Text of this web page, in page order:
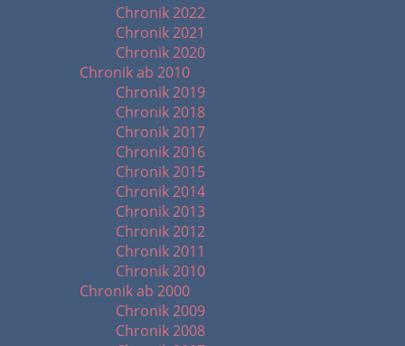
Chronik 2022
Chronik 2021
Chronik 2020
Chronik ab 2010
Chronik 2019
Chronik 2018
Chronik 2017
Chronik 2016
Chronik 2015
Chronik 2014
Chronik 2013
Chronik 2012
Chronik 2011
Chronik 2010
Chronik ab 2000
Chronik 2009
Chronik 2008